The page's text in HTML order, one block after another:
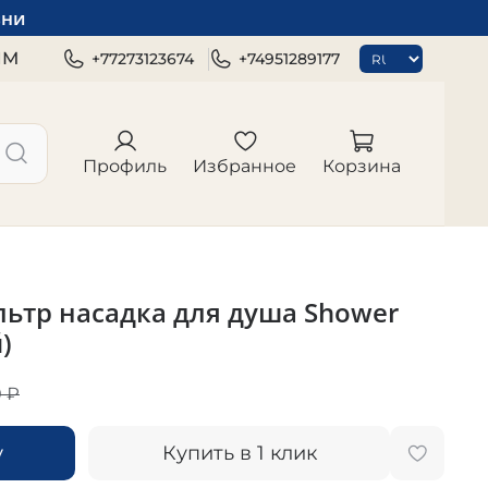
+77273123674 +74951289177
Профиль Избранное Корзина
насадка для душа Shower
₽
Купить в 1 клик